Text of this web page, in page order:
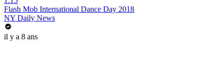
Flash Mob International Dance Day 2018
NY Daily News
il y a 8 ans